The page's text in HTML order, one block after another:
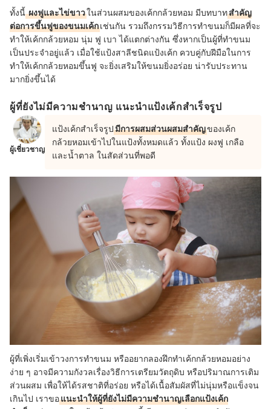
ทั้งนี้ผงฟูและไข่ขาวในส่วนผสมของเค้กกล้วยหอม มีบทบาทสำคัญ
ต่อการขึ้นฟูของขนมเค้กเช่นกัน รวมถึงกรรมวิธีการทำขนมก็มีผลที่จะ
ทำให้เค้กกล้วยหอม นุ่ม ฟู เบา ได้แตกต่างกัน ซึ่งหากเป็นผู้ที่ทำขนม
เป็นประจำอยู่แล้ว เมื่อใช้แป้งสาลีชนิดแป้งเค้ก ควบคู่กับฝีมือในการ
ทำให้เค้กกล้วยหอมขึ้นฟู จะยิ่งเสริมให้ขนมยิ่งอร่อย น่ารับประทาน
มากยิ่งขึ้นได้
ผู้ที่ยังไม่มีความชำนาญ แนะนำแป้งเค้กสำเร็จรูป
ผู้เชี่ยวชาญ
แป้งเค้กสำเร็จรูปมีการผสมส่วนผสมสำคัญของเค้ก
กล้วยหอมเข้าไปในแป้งทั้งหมดแล้ว ทั้งแป้ง ผงฟู เกลือ
และน้ำตาล ในสัดส่วนที่พอดี
ผู้ที่เพิ่งเริ่มเข้าวงการทำขนม หรืออยากลองฝึกทำเค้กกล้วยหอมอย่าง
ง่าย ๆ อาจมีความกังวลเรื่องวิธีการเตรียมวัตถุดิบ หรือปริมาณการเติม
ส่วนผสม เพื่อให้ได้รสชาติที่อร่อย หรือได้เนื้อสัมผัสที่ไม่นุ่มหรือแข็งจน
เกินไป เราขอแนะนำให้ผู้ที่ยังไม่มีความชำนาญเลือกแป้งเค้ก